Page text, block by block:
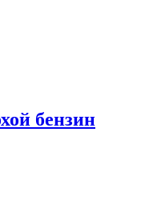
бензин